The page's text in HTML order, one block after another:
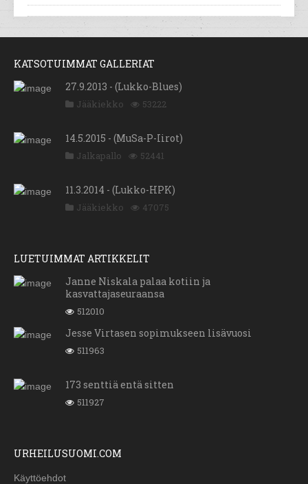
KATSOTUIMMAT GALLERIAT
27.9.2013 - (Lukko-Blues)
Jääkiekko 53222
14.5.2015 - (MuSa-P-Iirot)
Jalkapallo 52441
11.3.2014 - (Lukko-HPK)
Jääkiekko 47075
LUETUIMMAT ARTIKKELIT
Janne Niskala palaa kotiin ja
kasvattajaseuraansa
512010
Jesse Virtasen sopimukseen lisävuosi
511963
173 senttiä entä sitten
511927
URHEILUSUOMI.COM
Käyttöehdot